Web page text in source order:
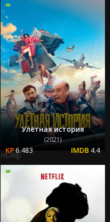
Улётная история
(2021)
6.483 4.4
HDRip